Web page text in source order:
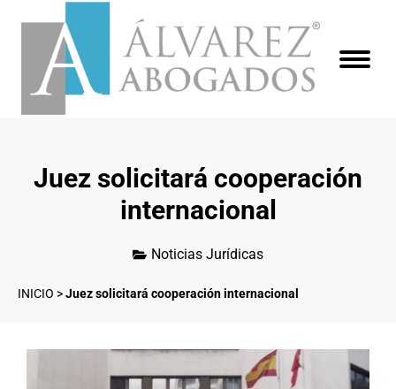
Juez solicitará cooperación
internacional
Noticias Jurídicas
INICIO >Juez solicitará cooperación internacional